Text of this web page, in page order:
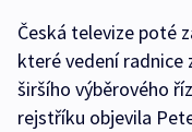
Česká televize poté
které vedení
širšího výběrového
rejstříku objevila